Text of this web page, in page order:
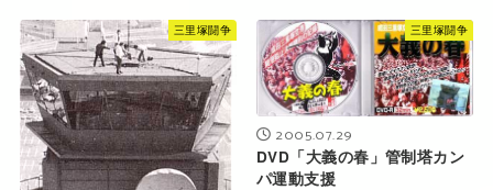
三里塚闘争 三里塚闘争
2005.07.29
DVD「大義の春」管制塔カン
パ運動支援